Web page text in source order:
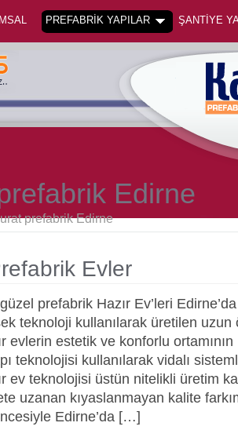
PREFABRİK YAPILAR ŞANTİYE
Edirne
prefabrik Edirne
Evler
prefabrik Hazır Ev’leri
teknoloji kullanılarak üretilen
evlerin estetik ve konforlu ortamının
teknolojisi kullanılarak vidalı
ev teknolojisi üstün nitelikli üretim
uzanan kıyaslanmayan kalite
Edirne’da […]